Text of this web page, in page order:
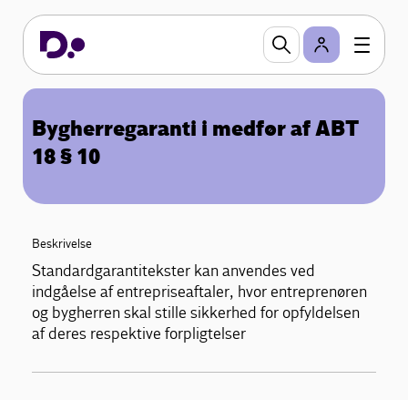
Bygherregaranti i medfør af ABT
18 § 10
Beskrivelse
Standardgarantitekster kan anvendes ved
indgåelse af entrepriseaftaler, hvor entreprenøren
og bygherren skal stille sikkerhed for opfyldelsen
af deres respektive forpligtelser